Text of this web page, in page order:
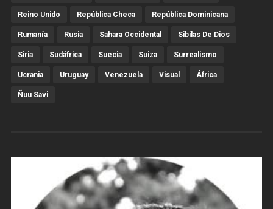
Reino Unido República Checa República Dominicana
Rumanía Rusia Sahara Occidental Sibilas De Dios
Siria Sudáfrica Suecia Suiza Surrealismo
Ucrania Uruguay Venezuela Visual África
Ñuu Savi